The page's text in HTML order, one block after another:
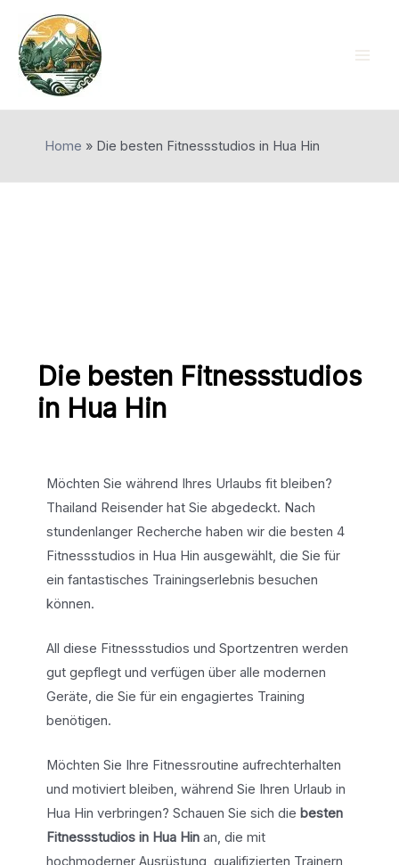
content
Home » Die besten Fitnessstudios in Hua Hin
Die besten Fitnessstudios
in Hua Hin
Möchten Sie während Ihres Urlaubs fit bleiben?
Thailand Reisender hat Sie abgedeckt. Nach
stundenlanger Recherche haben wir die besten 4
Fitnessstudios in Hua Hin ausgewählt, die Sie für
ein fantastisches Trainingserlebnis besuchen
können.
All diese Fitnessstudios und Sportzentren werden
gut gepflegt und verfügen über alle modernen
Geräte, die Sie für ein engagiertes Training
benötigen.
Möchten Sie Ihre Fitnessroutine aufrechterhalten
und motiviert bleiben, während Sie Ihren Urlaub in
Hua Hin verbringen? Schauen Sie sich die besten
Fitnessstudios in Hua Hinan, die mit
hochmoderner Ausrüstung, qualifizierten Trainern